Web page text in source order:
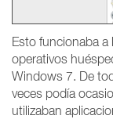
Esto funcionaba a
operativos
Windows 7. De
veces podía
utilizaban